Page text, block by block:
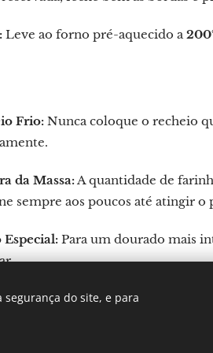
Leve ao forno pré-aquecido a
Frio: Nunca coloque o recheio
da Massa:A quantidade de
sempre aos poucos até atingir o
Para um dourado mais
do site, e para